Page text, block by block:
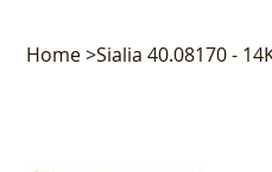
Home>Sialia 40.08170 -